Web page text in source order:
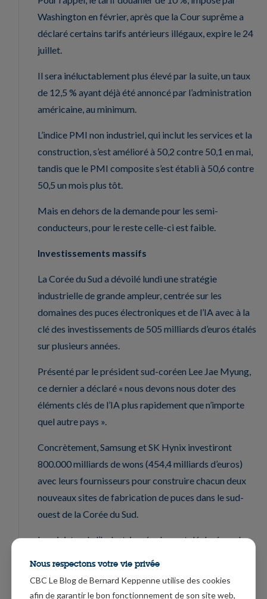
Washington en février, après que la Cour suprême a
déclaré certains tarifs antérieurs illégaux, expire le 24
juillet.
Il sera inéluctablement plus élevé par la suite, un taux
de 12,5 % ayant déjà été annoncé par l’administration
américaine, au minimum.
L’indice PMI non industriel, qui inclut les services et la
construction, s’est amélioré à 50,2 contre 50,1 en mai,
tandis que le PMI composite s’est établi à 50,6 contre
50,5 un mois plus tôt.
Mais en dehors de la demande pour les semi-
conducteurs, pour le reste celle-ci est faible.
Investissements massifs
La Corée du Sud a dévoilé lundi une stratégie
industrielle de grande ampleur, centrée sur les
domaines des puces électroniques et de l’IA avec à la
clé des investissements de 505 milliards d’euros étalés
sur plusieurs années.
Présenté par le président sud-coréen Lee Jae Myung,
ce dernier a déclaré « nous devons nous doter des
éléments clés de l’IA plus rapidement que n’importe
quel autre pays ».
Concrètement, Samsung et SK Hynix investiront
800.000 milliards de wons (454,4 milliards d’euros)
avec leurs fournisseurs pour construire chacun deux
nouveaux sites de fabrication de puces dans le sud-
ouest de la Corée du Sud.
Le ministre de l’Industrie a également déclaré que le
construction d’usines dans la région métropolitaine de
Nous respectons votre vie privée
CBC Le Blog de Bernard Keppenne utilise des cookies
afin de garantir le bon fonctionnement de son site web,